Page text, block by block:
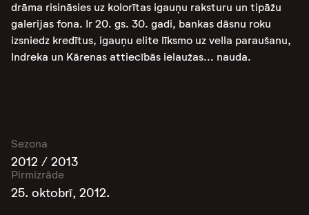
drāma risināsies uz kolorītas igauņu raksturu un tipāžu
galerijas fona. Ir 20. gs. 30. gadi, bankas dāsnu roku
izsniedz kredītus, igauņu elite līksmo uz vella paraušanu,
Indreka un Kārenas attiecībās ielaužas... nauda.
Sezona
2012 / 2013
Pirmizrāde
25. oktobrī, 2012.